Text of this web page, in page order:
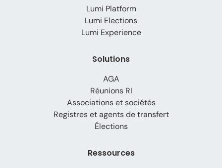
Lumi Platform
Lumi Elections
Lumi Experience
Solutions
AGA
Réunions RI
Associations et sociétés
Registres et agents de transfert
Élections
Ressources